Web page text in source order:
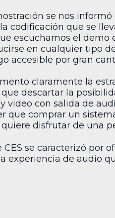
se nos
codificación que se
escuchamos el demo
en cualquier tipo
accesible por gran
claramente la
descartar la
video con salida de
que comprar un
disfrutar de una
se caracterizó por
experiencia de audio